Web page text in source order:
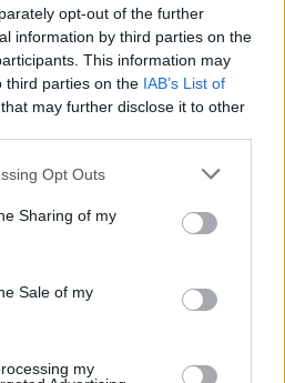
opt-out of the further
information by third parties on the
This information may
third parties on the IAB’s List of
that may further disclose it to other
app uses one or more Google
behaviour. You may click to
and its third-party tags to
purposes in below Google
Opt Outs
Sharing of my
Sale of my
my
klasszikus self-made
sikertelenül
mindenféle indie-
áttelepült
sem tűnt
Ruhatároslány és
– Nadeah sokáig csak
karrier kapujában,
és koncepcionális
lett a nagy